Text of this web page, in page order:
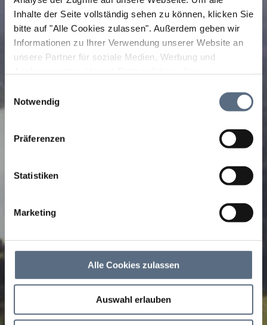
Inhalte der Seite vollständig sehen zu können, klicken Sie
bitte auf "Alle Cookies zulassen". Außerdem geben wir
Informationen zu Ihrer Verwendung unserer Website an
unsere Partner für soziale Medien, Werbung und
zusammen, die Sie ihnen bereitgestellt haben oder die
sie im Rahmen Ihrer Nutzung der Dienste gesammelt
Notwendig
Präferenzen
Statistiken
Marketing
Alle Cookies zulassen
Auswahl erlauben